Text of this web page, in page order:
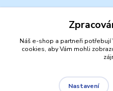
Náš e-shop a partneři potřebují
cookies, aby Vám mohli
Nastavení